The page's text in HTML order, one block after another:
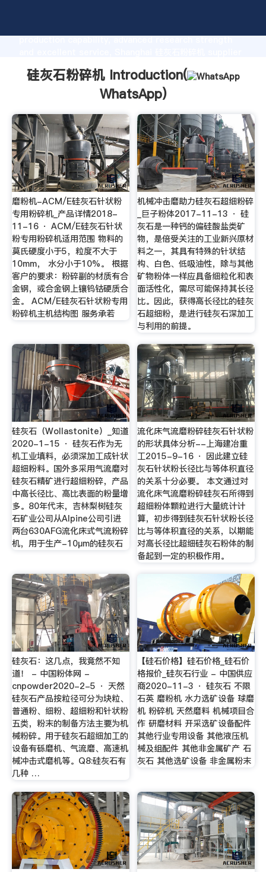
production capability, advanced research strength
硅灰石粉碎机 Introduction(
WhatsApp)
磨粉机-ACM/E硅灰石针状粉
专用粉碎机_产品详情2018-
11-16 · ACM/E硅灰石针状
粉专用粉碎机适用范围 物料的
莫氏硬度小于5，粒度不大于
10mm， 水分小于10%。 根据
客户的要求：粉碎副的材质有合
金钢，或合金钢上镶钨钴硬质合
金。 ACM/E硅灰石针状粉专用
粉碎机主机结构图 服务承若
机械冲击磨助力硅灰石超细粉碎
_巨子粉体2017-11-13 · 硅
灰石是一种钙的偏硅酸盐类矿
物，是倍受关注的工业新兴原材
料之一，其具有特殊的针状结
构、白色、低吸油性，除与其他
矿物粉体一样应具备细粒化和表
面活性化，需尽可能保持其长径
比。因此，获得高长径比的硅灰
石超细粉，是进行硅灰石深加工
与利用的前提。
硅灰石（Wollastonite）_知道
2020-1-15 · 硅灰石作为无
机工业填料，必须深加工成针状
超细粉料。国外多采用气流磨对
硅灰石精矿进行超细粉碎，产品
中高长径比、高比表面的粉量增
多。80年代末，吉林梨树硅灰
石矿业公司从Alpine公司引进
两台630AFG流化床式气流粉碎
机，用于生产-10μm的硅灰石
流化床气流磨粉碎硅灰石针状粉
的形状具体分析--上海建冶重
工2015-9-16 · 因此建立硅
灰石针状粉长径比与等体积直径
的关系十分必要。 本文通过对
流化床气流磨粉碎硅灰石所得到
超细粉体颗粒进行大量统计计
算，初步得到硅灰石针状粉长径
比与等体积直径的关系，以期能
对高长径比超细硅灰石粉体的制
备起到一定的积极作用。
硅灰石：这几点，我竟然不知
道！ - 中国粉体网 -
cnpowder2020-2-5 · 天然
硅灰石产品按粒径可分为块粒、
普通粉、细粉、超细粉和针状粉
五类，粉末的制备方法主要为机
械粉碎。用于硅灰石超细加工的
设备有砾磨机、气流磨、高速机
械冲击式磨机等。Q8:硅灰石有
几种 …
【硅石价格】硅石价格_硅石价
格报价_硅灰石行业 - 中国供应
商2020-11-3 · 硅灰石 不限
石英 磨粉机 水力选矿设备 球磨
机 粉碎机 天然磨料 机械项目合
作 研磨材料 开采选矿设备配件
其他行业专用设备 其他液压机
械及组配件 其他非金属矿产 石
灰石 其他选矿设备 非金属粉末